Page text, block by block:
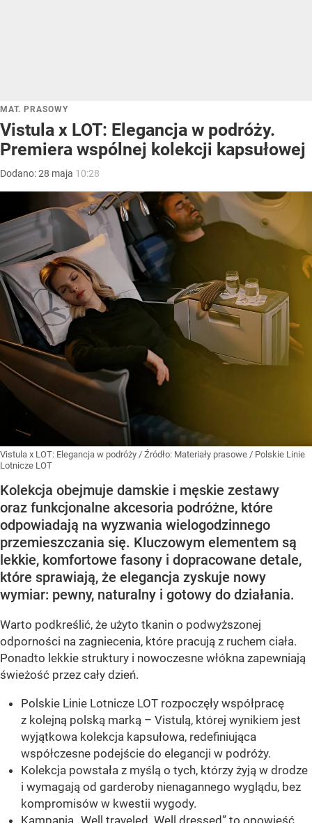
MAT. PRASOWY
Vistula x LOT: Elegancja w podróży.
Premiera wspólnej kolekcji kapsułowej
Dodano:28 maja 10:28
Vistula x LOT: Elegancja w podróży / Źródło: Materiały prasowe / Polskie Linie
Lotnicze LOT
Kolekcja obejmuje damskie i męskie zestawy
oraz funkcjonalne akcesoria podróżne, które
odpowiadają na wyzwania wielogodzinnego
przemieszczania się. Kluczowym elementem są
lekkie, komfortowe fasony i dopracowane detale,
które sprawiają, że elegancja zyskuje nowy
wymiar: pewny, naturalny i gotowy do działania.
Warto podkreślić, że użyto tkanin o podwyższonej
odporności na zagniecenia, które pracują z ruchem ciała.
Ponadto lekkie struktury i nowoczesne włókna zapewniają
świeżość przez cały dzień.
Polskie Linie Lotnicze LOT rozpoczęły współpracę
z kolejną polską marką – Vistulą, której wynikiem jest
wyjątkowa kolekcja kapsułowa, redefiniująca
współczesne podejście do elegancji w podróży.
Kolekcja powstała z myślą o tych, którzy żyją w drodze
i wymagają od garderoby nienagannego wyglądu, bez
kompromisów w kwestii wygody.
Kampania „Well traveled. Well dressed” to opowieść